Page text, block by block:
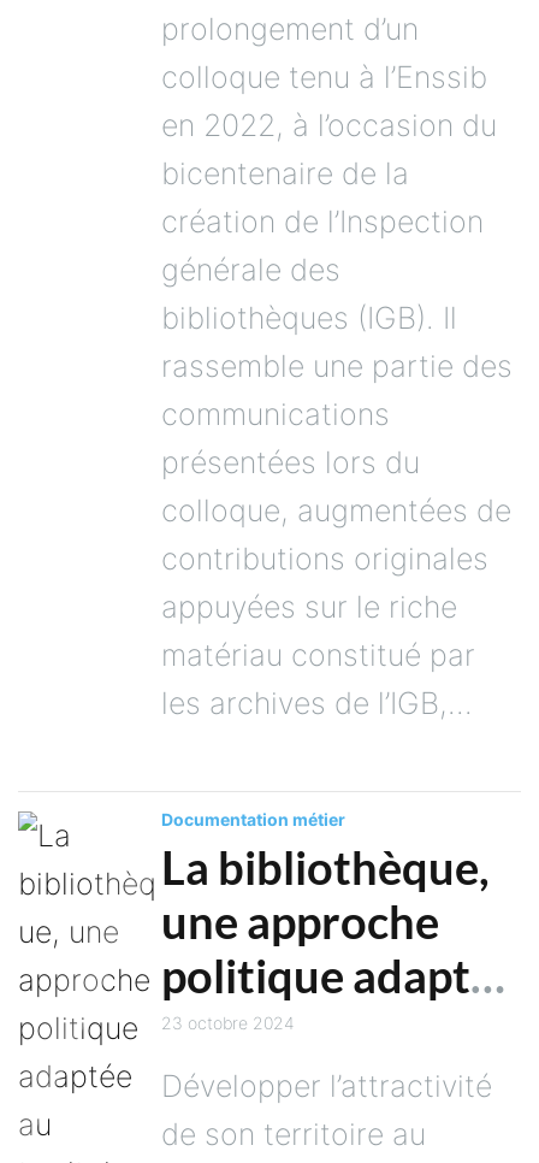
prolongement d’un
colloque tenu à l’Enssib
en 2022, à l’occasion du
bicentenaire de la
création de l’Inspection
générale des
bibliothèques (IGB). Il
rassemble une partie des
communications
présentées lors du
colloque, augmentées de
contributions originales
appuyées sur le riche
matériau constitué par
les archives de l’IGB,...
Documentation métier
La bibliothèque,
une approche
politique adaptée
au territoire
23 octobre 2024
Développer l’attractivité
de son territoire au